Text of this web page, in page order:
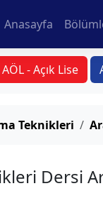
Anasayfa
AÖL - Açık Lise
Teknikleri
Dersi